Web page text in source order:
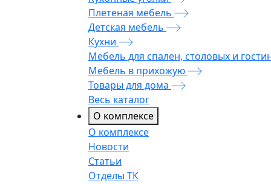
Плетеная мебель
Детская мебель
Кухни
Мебель для спален, столовых и
Мебель в прихожую
Товары для дома
Весь каталог
О комплексе
О комплексе
Новости
Статьи
Отделы ТК